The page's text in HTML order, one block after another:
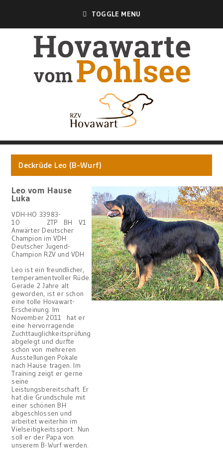
TOGGLE MENU
Deckrüde Leo (B-Wurf)
Leo vom Hause
Luka
VDH-HO 33983-
10 ZTP BH V1
Anwärter Deutscher
Champion im VDH
Deutscher Jugend-
Champion RZV und VDH
Leo ist ein freundlicher,
temperamentvoller Rüde.
Gerade 2 Jahre alt
geworden, ist er schon
eine tolle Hovawart-
Erscheinung. Im
November 2011 hat er
eine hervorragende
Zuchttauglichkeitsprüfung
abgelegt und durfte
schon von mehreren
Ausstellungen Pokale
nach Hause tragen. Im
Training zeigt er gerne
seine
Leistungsbereitschaft. Er
hat die Grundschule mit
einer schönen BH
abgeschlossen und
arbeitet weiterhin im
Vielseitigkeitssport. Nun
soll er der Papa von
unserem B-Wurf werden.